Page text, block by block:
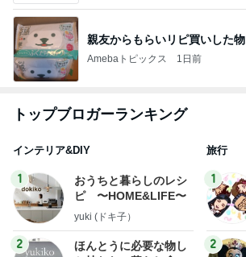
親友からもらいリピ買いした物
Amebaトピックス 1日前
トップブロガーランキング
インテリア&DIY
1
おうちと暮らしのレシ
ピ 〜HOME&LIFE〜
yuki (ドキ子）
2
ほんとうに必要な物し
旅行
1
2